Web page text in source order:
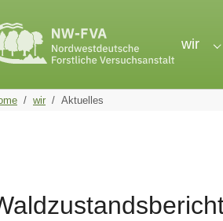
wir
are here:
wir Aktuelles